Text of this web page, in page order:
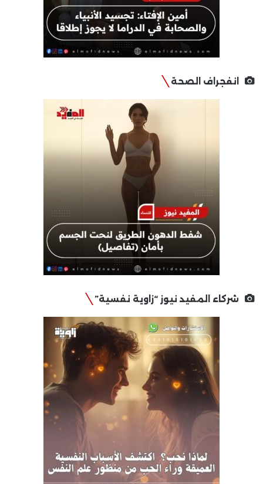
انفجراف الصحة
شركاء المفيد نيوز “زاوية نفسية”